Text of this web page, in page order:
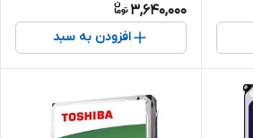
رایکا)
3,640,000
افزودن به سبد